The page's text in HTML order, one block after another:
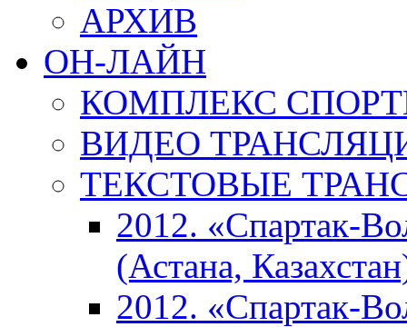
АРХИВ
ОН-ЛАЙН
КОМПЛЕКС
ВИДЕО
ТЕКСТОВЫЕ
2012. «Спартак-
(Астана,
2012. «Спартак-